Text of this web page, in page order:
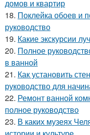
домов и квартир
18. Поклейка обоев и
руководство
19. Какие экскурсии
20. Полное
в ванной
21. Как установить
руководство для
22. Ремонт ванной
полное руководство
23. В каких музеях